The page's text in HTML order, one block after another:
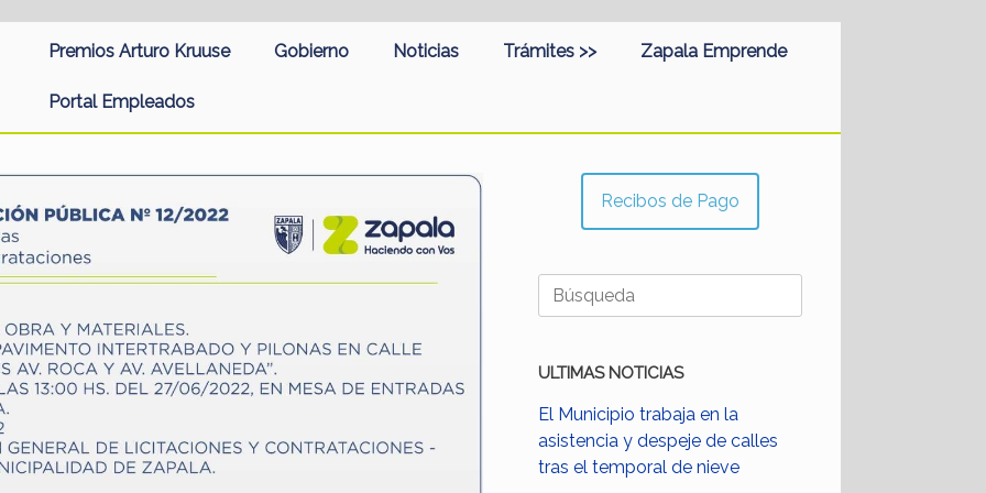
Premios Arturo Kruuse Gobierno Noticias Trámites >> Zapala Emprende
Portal Empleados
Recibos de Pago
Buscar:
ULTIMAS NOTICIAS
El Municipio trabaja en la
asistencia y despeje de calles
tras el temporal de nieve